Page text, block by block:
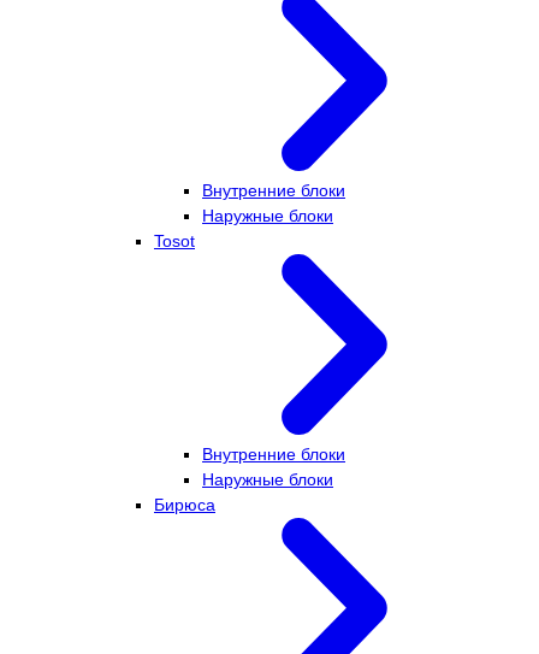
Внутренние блоки
Наружные блоки
Tosot
Внутренние блоки
Наружные блоки
Бирюса